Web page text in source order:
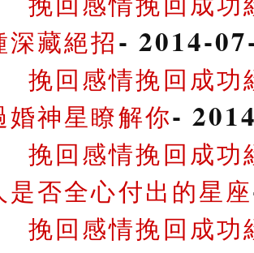
深藏絕招- 2014-
挽回感情挽回成
婚神星瞭解你-
挽回感情挽回成
是否全心付出的星座
挽回感情挽回成